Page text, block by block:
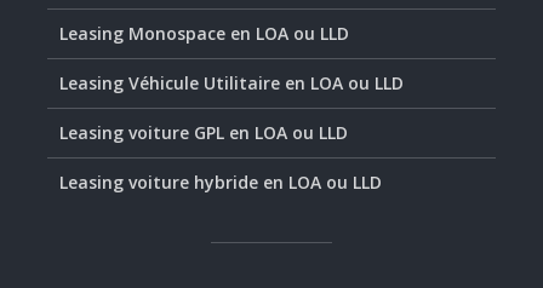
Leasing Monospace en LOA ou LLD
Leasing Véhicule Utilitaire en LOA ou LLD
Leasing voiture GPL en LOA ou LLD
Leasing voiture hybride en LOA ou LLD